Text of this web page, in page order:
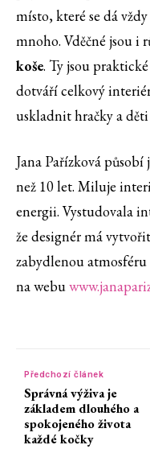
místo, které se dá
mnoho. Vděčné jsou i
koše. Ty jsou
dotváří celkový
uskladnit hračky a
Jana Pařízková
než 10 let. Miluje
energii. Vystudovala
že designér má
zabydlenou
na webu
Předchozí článek
Správná výživa je
základem dlouhého a
spokojeného života
každé kočky